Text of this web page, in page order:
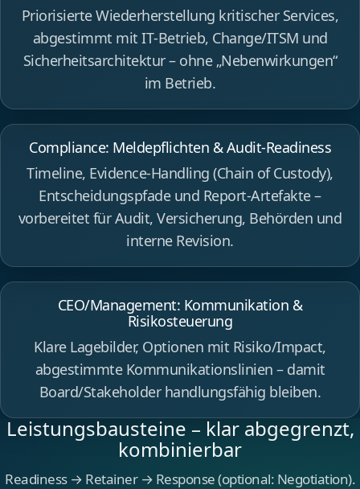
Priorisierte Wiederherstellung kritischer Services,
abgestimmt mit IT‑Betrieb, Change/ITSM und
Sicherheitsarchitektur – ohne „Nebenwirkungen“
im Betrieb.
Compliance: Meldepflichten & Audit‑Readiness
Timeline, Evidence‑Handling (Chain of Custody),
Entscheidungspfade und Report‑Artefakte –
vorbereitet für Audit, Versicherung, Behörden und
interne Revision.
CEO/Management: Kommunikation &
Risikosteuerung
Klare Lagebilder, Optionen mit Risiko/Impact,
abgestimmte Kommunikationslinien – damit
Board/Stakeholder handlungsfähig bleiben.
Leistungsbausteine – klar abgegrenzt,
kombinierbar
Readiness → Retainer → Response (optional: Negotiation).